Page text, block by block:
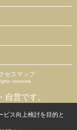
セスマップ
reserved.
営です。
ビス向上検討を目的と